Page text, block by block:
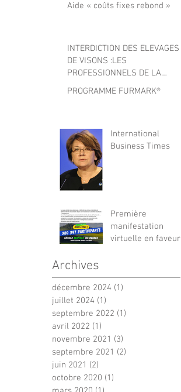
Aide « coûts fixes rebond »
INTERDICTION DES ELEVAGES
DE VISONS :LES
PROFESSIONNELS DE LA
FOURRURE DEMANDENT AUX
PROGRAMME FURMARK®
International
Business Times
Première
manifestation
virtuelle en faveur
Archives
décembre 2024 (1)
juillet 2024 (1)
septembre 2022 (1)
avril 2022 (1)
novembre 2021 (3)
septembre 2021 (2)
juin 2021 (2)
octobre 2020 (1)